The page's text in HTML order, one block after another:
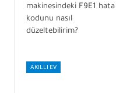
makinesindeki F9E1 hata
kodunu nasıl
düzeltebilirim?
AKILLI EV